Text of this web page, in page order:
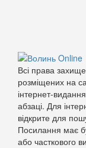
Всі права
розміщених на
інтернет-
абзаці. Для
відкрите для
Посилання має
або часткового